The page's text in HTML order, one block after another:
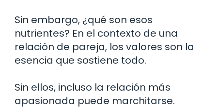
Sin embargo, ¿qué son esos
nutrientes? En el contexto de una
relación de pareja, los valores son la
esencia que sostiene todo.
Sin ellos, incluso la relación más
apasionada puede marchitarse.